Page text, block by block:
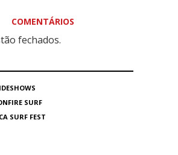
COMENTÁRIOS
fechados.
SURF
SURF FEST